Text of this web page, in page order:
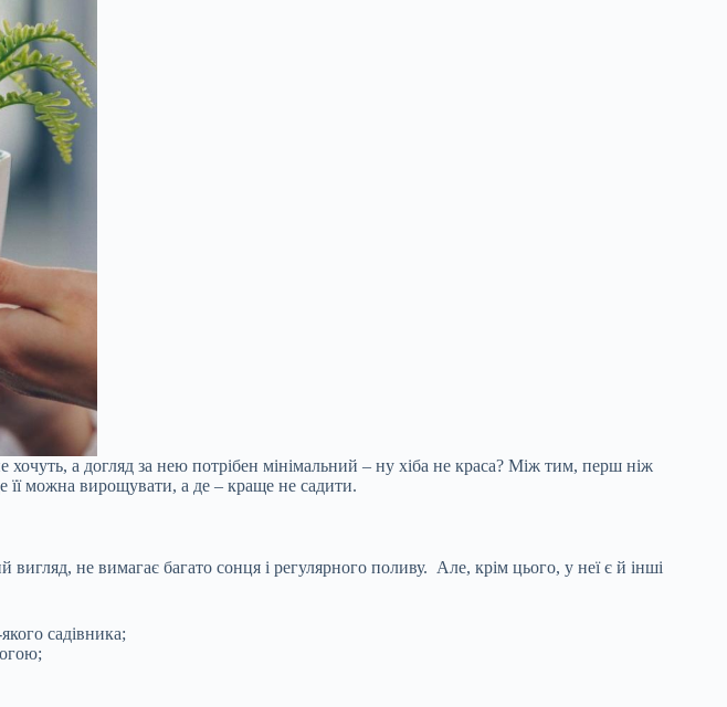
хочуть, а догляд за нею потрібен мінімальний – ну хіба не краса? Між тим, перш ніж
її можна вирощувати, а де – краще не садити.
не вимагає багато сонця і регулярного поливу. Але, крім цього, у неї є й інші
садівника;